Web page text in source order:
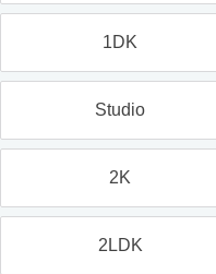
1DK
Studio
2K
2LDK